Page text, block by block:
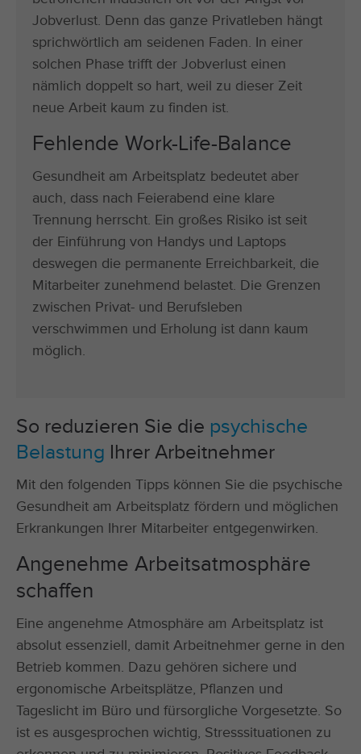
Jobverlust. Denn das ganze Privatleben hängt
sprichwörtlich am seidenen Faden. In einer
solchen Phase trifft der Jobverlust einen
nämlich doppelt so hart, weil zu dieser Zeit
neue Arbeit kaum zu finden ist.
Fehlende Work-Life-Balance
Gesundheit am Arbeitsplatz bedeutet aber
auch, dass nach Feierabend eine klare
Trennung herrscht. Ein großes Risiko ist seit
der Einführung von Handys und Laptops
deswegen die permanente Erreichbarkeit, die
Mitarbeiter zunehmend belastet. Die Grenzen
zwischen Privat- und Berufsleben
verschwimmen und Erholung ist dann kaum
möglich.
So reduzieren Sie die psychische
Belastung Ihrer Arbeitnehmer
Mit den folgenden Tipps können Sie die psychische
Gesundheit am Arbeitsplatz fördern und möglichen
Erkrankungen Ihrer Mitarbeiter entgegenwirken.
Angenehme Arbeitsatmosphäre
schaffen
Eine angenehme Atmosphäre am Arbeitsplatz ist
absolut essenziell, damit Arbeitnehmer gerne in den
Betrieb kommen. Dazu gehören sichere und
ergonomische Arbeitsplätze, Pflanzen und
Tageslicht im Büro und fürsorgliche Vorgesetzte. So
ist es ausgesprochen wichtig, Stresssituationen zu